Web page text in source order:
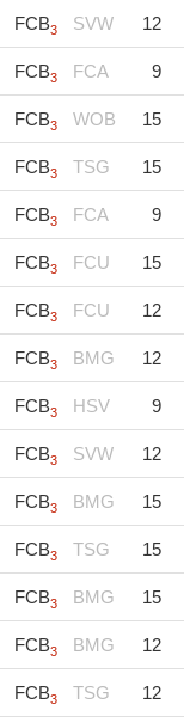
FCB3 SVW 12
FCB3 FCA 9
FCB3 WOB 15
FCB3 TSG 15
FCB3 FCA 9
FCB3 FCU 15
FCB3 FCU 12
FCB3 BMG 12
FCB3 HSV 9
FCB3 SVW 12
FCB3 BMG 15
FCB3 TSG 15
FCB3 BMG 15
FCB3 BMG 12
FCB3 TSG 12